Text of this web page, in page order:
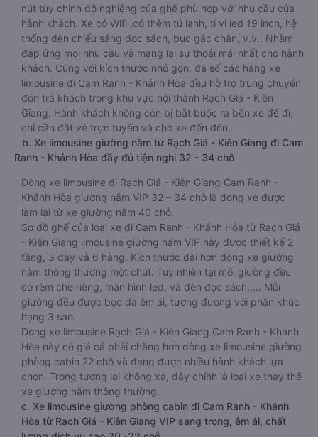
nút tùy chỉnh độ nghiêng của ghế phù hợp với nhu cầu của
hành khách. Xe có Wifi ,có thêm tủ lạnh, ti vi led 19 inch, hệ
thống đèn chiếu sáng đọc sách, bục gác chân, v.v.. Nhằm
đáp ứng mọi nhu cầu và mang lại sự thoải mái nhất cho hành
khách. Cũng với kích thước nhỏ gọn, đa số các hãng xe
limousine đi Cam Ranh - Khánh Hòa đều hỗ trợ trung chuyển
đón trả khách trong khu vực nội thành Rạch Giá - Kiên
Giang. Hành khách không còn bị bắt buộc ra bến xe để đi,
chỉ cần đặt vé trực tuyến và chờ xe đến đón.
b. Xe limousine giường nằm từ Rạch Giá - Kiên Giang đi Cam
Ranh - Khánh Hòa đầy đủ tiện nghi 32 - 34 chỗ
Dòng xe limousine đi Rạch Giá - Kiên Giang Cam Ranh -
Khánh Hòa giường nằm VIP 32 – 34 chỗ là dòng xe được
làm lại từ xe giường nằm 40 chỗ.
Sơ đồ ghế của loại xe đi Cam Ranh - Khánh Hòa từ Rạch Giá
- Kiên Giang limousine giường nằm VIP này được thiết kế 2
tầng, 3 dãy và 6 hàng. Kích thước dài hơn dòng xe giường
nằm thông thường một chút. Tuy nhiên tại mỗi giường đều
có rèm che riêng, màn hình led, và đèn đọc sách,…. Mỗi
giường đều được bọc da êm ái, tương đương với phân khúc
hạng 3 sao.
Dòng xe limousine Rạch Giá - Kiên Giang Cam Ranh - Khánh
Hòa này có giá cả phải chăng hơn dòng xe limousine giường
phòng cabin 22 chỗ và đang được nhiều hành khách lựa
chọn. Trong tương lai không xa, đây chính là loại xe thay thế
xe giường nằm thông thường.
c. Xe limousine giường phòng cabin đi Cam Ranh - Khánh
Hòa từ Rạch Giá - Kiên Giang VIP sang trọng, êm ái, chất